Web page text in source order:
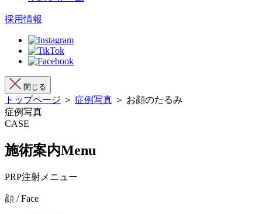
採用情報
閉じる
トップページ ＞ 症例写真 ＞ お顔のたるみ
症例写真
CASE
施術案内Menu
PRP注射メニュー
顔 / Face